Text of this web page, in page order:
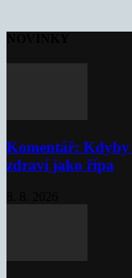
Komentář: Kdyby
zdraví jako řípa